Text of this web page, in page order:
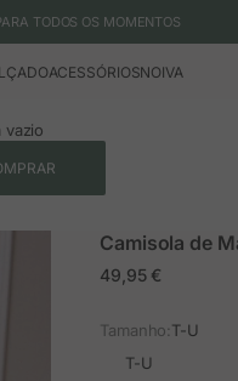
TODOS OS MOMENTOS
ACESSÓRIOSNOIVA
vazio
Camisola de
Preço em
49,95 €
Tamanho:T-U
T-U